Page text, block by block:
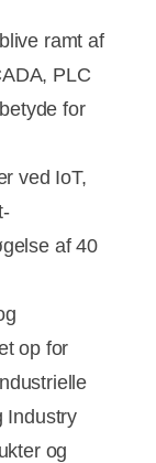
ramt af
PLC
for
ved IoT,
af 40
op for
Industry
og